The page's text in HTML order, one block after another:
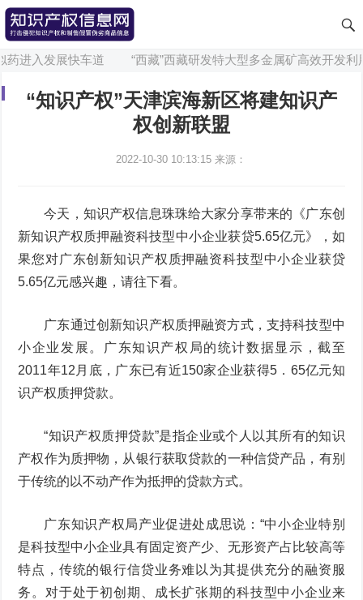
进入发展快车道 “西藏”西藏研发特大型多金属矿高效开发利用
“知识产权”天津滨海新区将建知识产
权创新联盟
2022-10-30 10:13:15 来源：
今天，知识产权信息珠珠给大家分享带来的《广东创
新知识产权质押融资科技型中小企业获贷5.65亿元》，如
果您对广东创新知识产权质押融资科技型中小企业获贷
5.65亿元感兴趣，请往下看。
广东通过创新知识产权质押融资方式，支持科技型中
小企业发展。广东知识产权局的统计数据显示，截至
2011年12月底，广东已有近150家企业获得5．65亿元知
识产权质押贷款。
“知识产权质押贷款”是指企业或个人以其所有的知识
产权作为质押物，从银行获取贷款的一种信贷产品，有别
于传统的以不动产作为抵押的贷款方式。
广东知识产权局产业促进处成思说：“中小企业特别
是科技型中小企业具有固定资产少、无形资产占比较高等
特点，传统的银行信贷业务难以为其提供充分的融资服
务。对于处于初创期、成长扩张期的科技型中小企业来